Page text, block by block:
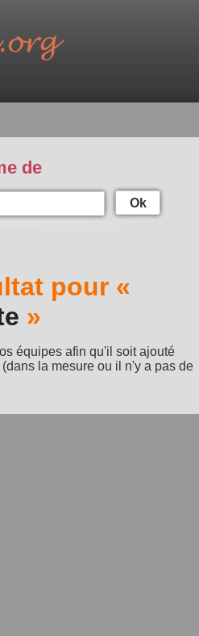
de
Ok
pour «
»
équipes afin qu'il soit ajouté
la mesure ou il n'y a pas de